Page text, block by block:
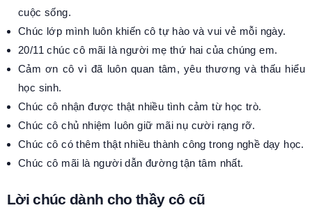
cuộc sống.
Chúc lớp mình luôn khiến cô tự hào và vui vẻ mỗi ngày.
20/11 chúc cô mãi là người mẹ thứ hai của chúng em.
Cảm ơn cô vì đã luôn quan tâm, yêu thương và thấu hiểu
học sinh.
Chúc cô nhận được thật nhiều tình cảm từ học trò.
Chúc cô chủ nhiệm luôn giữ mãi nụ cười rạng rỡ.
Chúc cô có thêm thật nhiều thành công trong nghề dạy học.
Chúc cô mãi là người dẫn đường tận tâm nhất.
Lời chúc dành cho thầy cô cũ